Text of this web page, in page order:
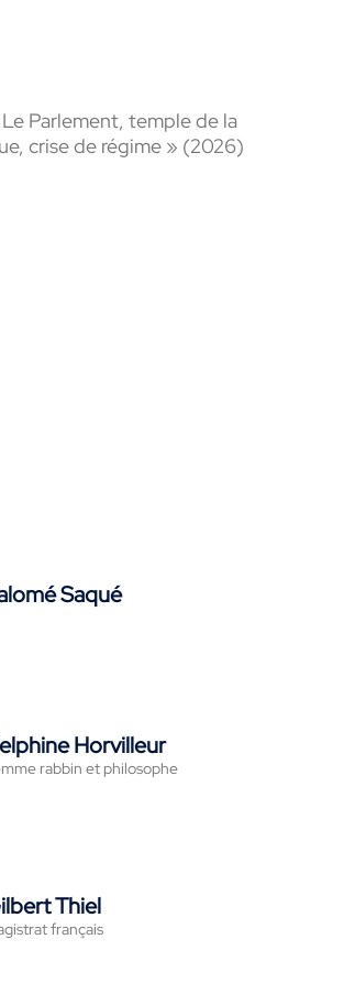
Parlement, temple de la
crise de régime » (2026)
Saqué
Horvilleur
rabbin et philosophe
Thiel
français